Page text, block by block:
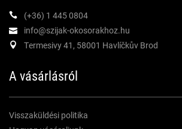
(+36) 1 445 0804
info@szijak-okosorakhoz.hu
Termesivy 41, 58001 Havlíčkův Brod
A vásárlásról
Visszaküldési politika